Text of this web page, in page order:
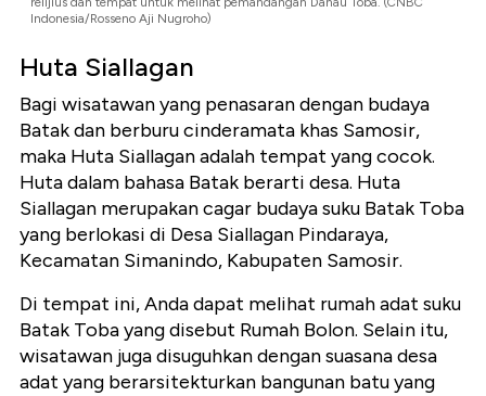
Indonesia/Rosseno Aji Nugroho)
Huta Siallagan
Bagi wisatawan yang penasaran dengan budaya
Batak dan berburu cinderamata khas Samosir,
maka Huta Siallagan adalah tempat yang cocok.
Huta dalam bahasa Batak berarti desa. Huta
Siallagan merupakan cagar budaya suku Batak Toba
yang berlokasi di Desa Siallagan Pindaraya,
Kecamatan Simanindo, Kabupaten Samosir.
Di tempat ini, Anda dapat melihat rumah adat suku
Batak Toba yang disebut Rumah Bolon. Selain itu,
wisatawan juga disuguhkan dengan suasana desa
adat yang berarsitekturkan bangunan batu yang